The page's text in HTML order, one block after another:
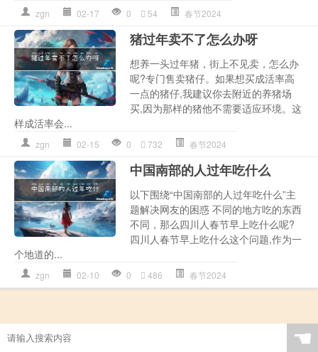
zgn 02-17 0 54 春节2024
猪过年卖不了怎么办呀
想养一头过年猪，街上不见卖，怎么办
呢?专门售卖猪仔。如果想买成活率高
一点的猪仔,我建议你去附近的养猪场
买,因为那样的猪他不需要适应环境。这
样成活率会...
zgn 02-15 0 732 春节2024
中国南部的人过年吃什么
以下围绕“中国南部的人过年吃什么”主
题解决网友的困惑 不同的地方吃的东西
不同，那么四川人春节早上吃什么呢?
四川人春节早上吃什么这个问题,作为一
个地道的...
zgn 02-10 0 486 春节2024
☚